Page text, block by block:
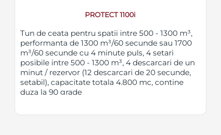
PROTECT 1100i
Tun de ceata pentru spatii intre 500 - 1300 m³,
performanta de 1300 m³/60 secunde sau 1700
m³/60 secunde cu 4 minute puls, 4 setari
posibile intre 500 - 1300 m³, 4 descarcari de un
minut / rezervor (12 descarcari de 20 secunde,
setabil), capacitate totala 4.800 mc, contine
duza la 90 grade